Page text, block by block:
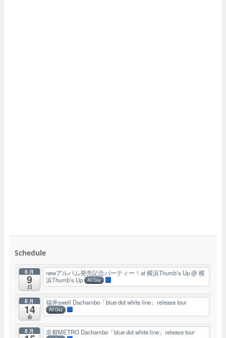
Schedule
8月
9
日
newアルバム発売記念パーティー！at 横浜Thumb’s Up@ 横
浜Thumb’s Up
All Day
8月
14
金
福井swell Dachambo「blue dot white line」release tour
All Day
8月 京都METRO Dachambo「blue dot white line」release tour